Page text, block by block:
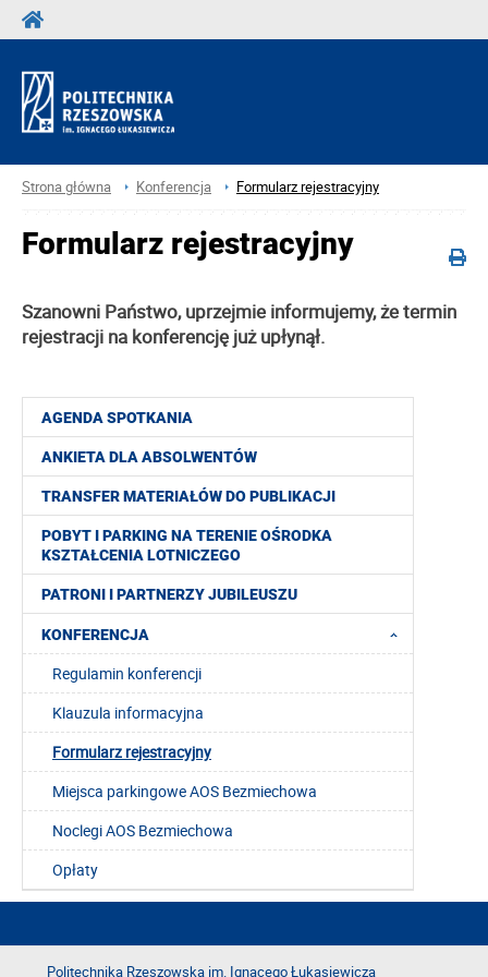
Strona główna Konferencja Formularz rejestracyjny
AGENDA SPOTKANIA
ANKIETA DLA ABSOLWENTÓW
TRANSFER MATERIAŁÓW DO PUBLIKACJI
POBYT I PARKING NA TERENIE OŚRODKA
KSZTAŁCENIA LOTNICZEGO
PATRONI I PARTNERZY JUBILEUSZU
KONFERENCJA
Regulamin konferencji
Klauzula informacyjna
Formularz rejestracyjny
Miejsca parkingowe AOS Bezmiechowa
Noclegi AOS Bezmiechowa
Opłaty
Formularz rejestracyjny
Szanowni Państwo, uprzejmie informujemy, że termin
rejestracji na konferencję już upłynął.
Politechnika Rzeszowska im. Ignacego Łukasiewicza